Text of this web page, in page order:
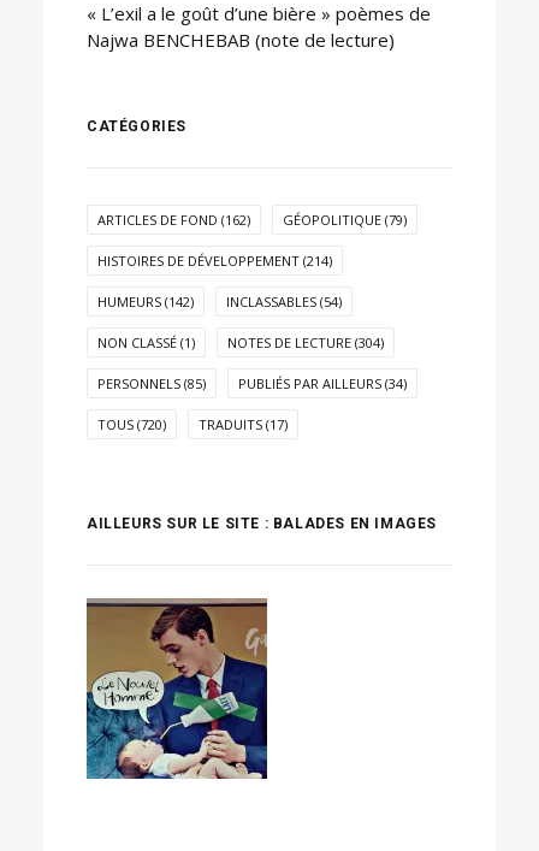
« L’exil a le goût d’une bière » poèmes de
Najwa BENCHEBAB (note de lecture)
CATÉGORIES
ARTICLES DE FOND (162) GÉOPOLITIQUE (79)
HISTOIRES DE DÉVELOPPEMENT (214)
HUMEURS (142) INCLASSABLES (54)
NON CLASSÉ (1) NOTES DE LECTURE (304)
PERSONNELS (85) PUBLIÉS PAR AILLEURS (34)
TOUS (720) TRADUITS (17)
AILLEURS SUR LE SITE : BALADES EN IMAGES